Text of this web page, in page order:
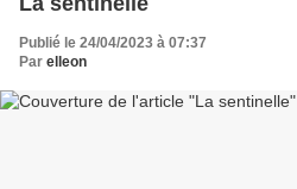
Publié le 24/04/2023 à 07:37
Par elleon